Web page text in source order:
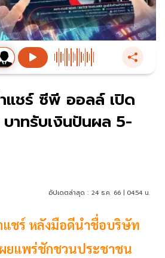
แชร์ ซีพี ออลล์ เปิด
าทรับเงินปันผล 5-
อัปเดตล่าสุด : 24 ธ.ค. 66 | 04:54 น.
แชร์ หลังมือดีนำชื่อบริษัท
ยแพร่ชักชวนประชาชน